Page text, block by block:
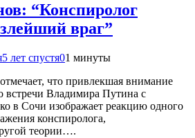
“Конспиролог
враг”
5 лет спустя01 минуты
что привлекшая внимание
встречи Владимира Путина с
в Сочи изображает реакцию одного
конспиролога,
теории….